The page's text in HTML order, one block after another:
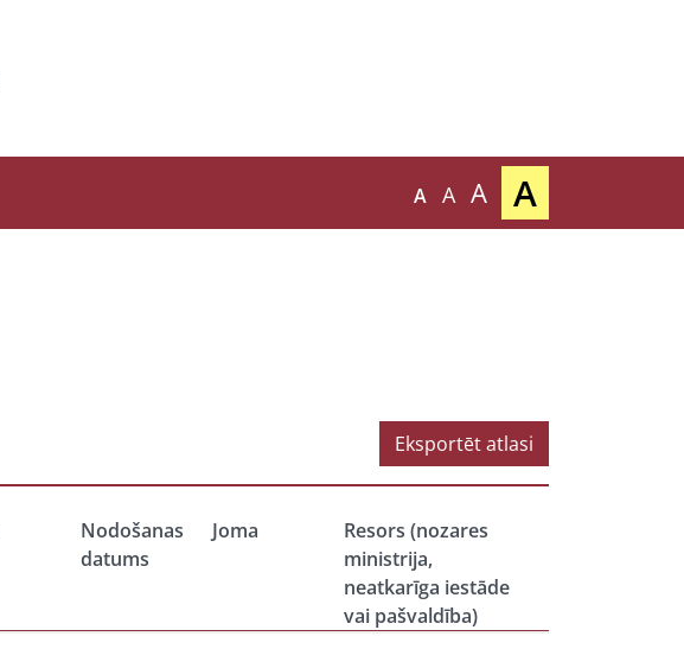
A A A
A
Eksportēt atlasi
Nodošanas
datums
Joma
Resors (nozares
ministrija,
neatkarīga iestāde
vai pašvaldība)